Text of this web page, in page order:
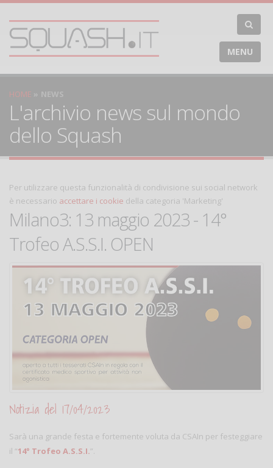
MENU
HOME NEWS
L'archivio news sul mondo
dello Squash
Per utilizzare questa funzionalità di condivisione sui social network
è necessario accettare i cookie della categoria 'Marketing'
Milano3: 13 maggio 2023 - 14°
Trofeo A.S.S.I. OPEN
Notizia del 17/04/2023
Sarà una grande festa e fortemente voluta da CSAIn per festeggiare
il “14° Trofeo A.S.S.I.”.